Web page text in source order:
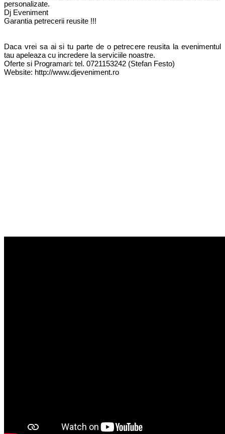
personalizate.
Dj Eveniment
Garantia petrecerii reusite !!!
Daca vrei sa ai si tu parte de o petrecere reusita la evenimentul
tau apeleaza cu incredere la serviciile noastre.
Oferte si Programari: tel. 0721153242 (Stefan Festo)
Website: http://www.djeveniment.ro